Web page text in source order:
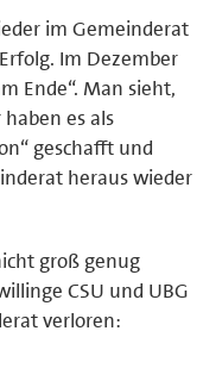
im Gemeinderat
Im Dezember
Ende“. Man sieht,
es als
geschafft und
heraus wieder
groß genug
CSU und UBG
verloren: